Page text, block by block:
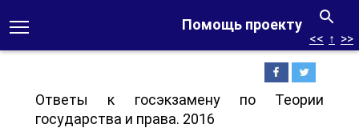
Помощь проекту
<< ↑ >>
Ответы к госэкзамену по Теории
государства и права. 2016